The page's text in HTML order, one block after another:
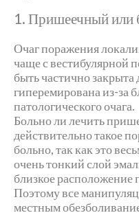
1. Пришеечный или
Очаг поражения
чаще с вестибулярной
быть частично закрыта
гиперемирована из-за
патологического очага.
Больно ли лечить
действительно такое
больно, так как это
очень тонкий слой
близкое расположение
Поэтому все
местным